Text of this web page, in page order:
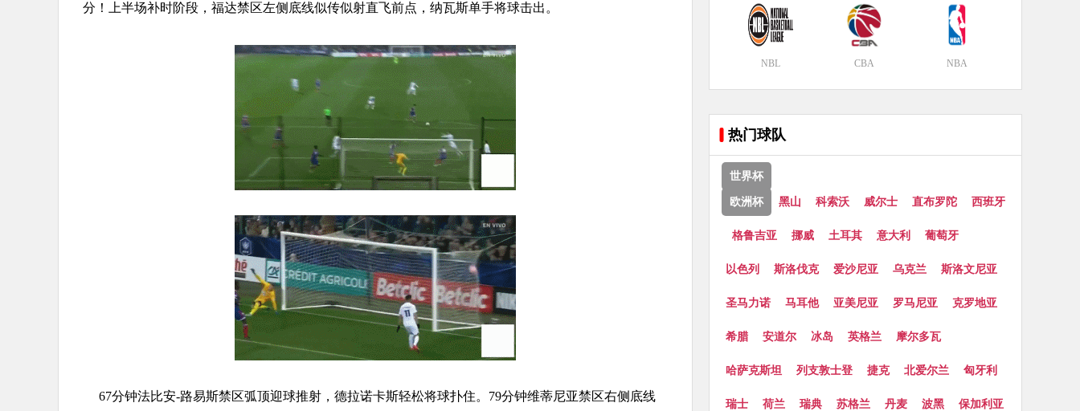
分！上半场补时阶段，福达禁区左侧底线似传似射直飞前点，纳瓦斯单手将球击出。
67分钟法比安-路易斯禁区弧顶迎球推射，德拉诺卡斯轻松将球扑住。79分钟维蒂尼亚禁区右侧底线
NBL CBA NBA
热门球队
世界杯
欧洲杯 黑山 科索沃 威尔士 直布罗陀 西班牙
格鲁吉亚 挪威 土耳其 意大利 葡萄牙
以色列 斯洛伐克 爱沙尼亚 乌克兰 斯洛文尼亚
圣马力诺 马耳他 亚美尼亚 罗马尼亚 克罗地亚
希腊 安道尔 冰岛 英格兰 摩尔多瓦
哈萨克斯坦 列支敦士登 捷克 北爱尔兰 匈牙利
瑞士 荷兰 瑞典 苏格兰 丹麦 波黑 保加利亚